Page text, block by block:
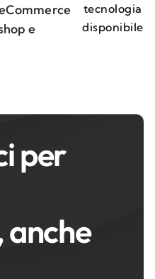
e
tecnologia
disponibile
per
anche